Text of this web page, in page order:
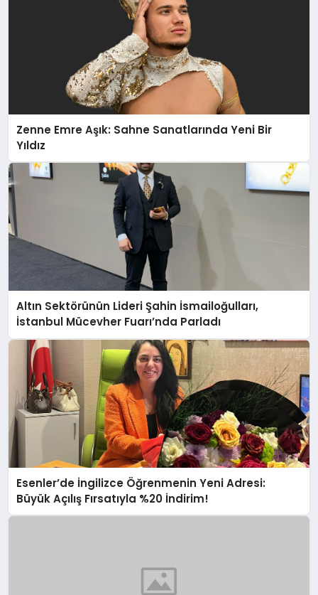
Zenne Emre Aşık: Sahne Sanatlarında Yeni Bir
Yıldız
Altın Sektörünün Lideri Şahin İsmailoğulları,
İstanbul Mücevher Fuarı’nda Parladı ￼
Esenler’de İngilizce Öğrenmenin Yeni Adresi:
Büyük Açılış Fırsatıyla %20 İndirim!